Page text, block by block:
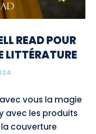
READ POUR
LITTÉRATURE
vous la magie
avec les produits
couverture